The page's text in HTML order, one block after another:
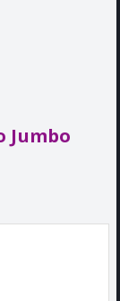
Jumbo